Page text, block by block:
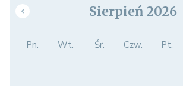
Sierpień 2026
Pn. Wt. Śr. Czw. Pt.